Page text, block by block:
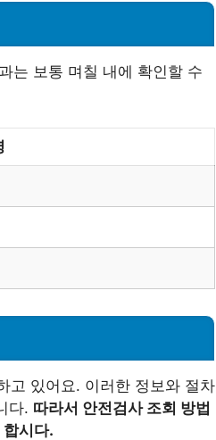
는 보통 며칠 내에 확인할 수
고 있어요. 이러한 정보와 절차
다. 따라서 안전검사 조회 방법
시다.